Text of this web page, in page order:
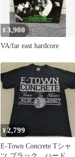
¥3,900
VA/far east hardcore
¥2,799
E-Town Concrete Tシャ